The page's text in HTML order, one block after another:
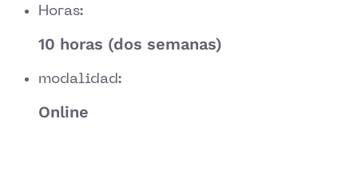
Horas:
10 horas (dos semanas)
modalidad:
Online